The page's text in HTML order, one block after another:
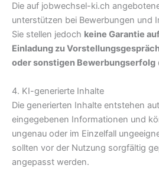
Die auf jobwechsel-ki.ch
unterstützen bei Bewerbungen und
Sie stellen jedoch keine Garantie
Einladung zu
oder sonstigen Bewerbungserfolg
4. KI-generierte Inhalte
Die generierten Inhalte entstehen
eingegebenen Informationen und
ungenau oder im Einzelfall
sollten vor der Nutzung sorgfältig
angepasst werden.